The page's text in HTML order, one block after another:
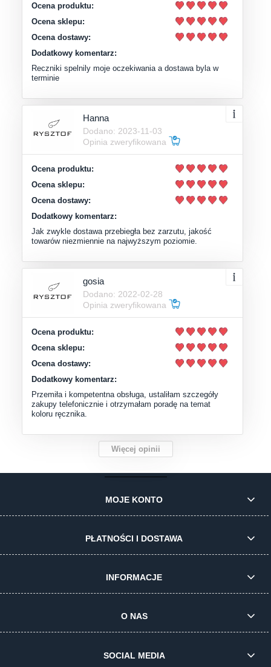
Ocena produktu:
Ocena sklepu:
Ocena dostawy:
Dodatkowy komentarz:
Reczniki spelnily moje oczekiwania a dostawa byla w
terminie
Hanna
Dodano: 2023-11-03
Opinia zweryfikowana
Ocena produktu:
Ocena sklepu:
Ocena dostawy:
Dodatkowy komentarz:
Jak zwykle dostawa przebiegła bez zarzutu, jakość
towarów niezmiennie na najwyższym poziomie.
gosia
Dodano: 2022-02-28
Opinia zweryfikowana
Ocena produktu:
Ocena sklepu:
Ocena dostawy:
Dodatkowy komentarz:
Przemiła i kompetentna obsługa, ustaliłam szczegóły
zakupy telefonicznie i otrzymałam poradę na temat
koloru ręcznika.
Więcej opinii
MOJE KONTO
PŁATNOŚCI I DOSTAWA
INFORMACJE
O NAS
SOCIAL MEDIA